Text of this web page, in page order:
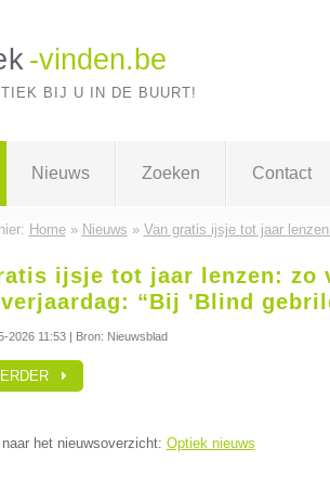
-vinden.be
BIJ U IN DE BUURT!
Nieuws Zoeken Contact
Home» Nieuws » Van gratis ijsje tot jaar
ijsje tot jaar lenzen: zo
“Bij 'Blind
2026 11:53| Bron: Nieuwsblad
het nieuwsoverzicht: Optiek nieuws